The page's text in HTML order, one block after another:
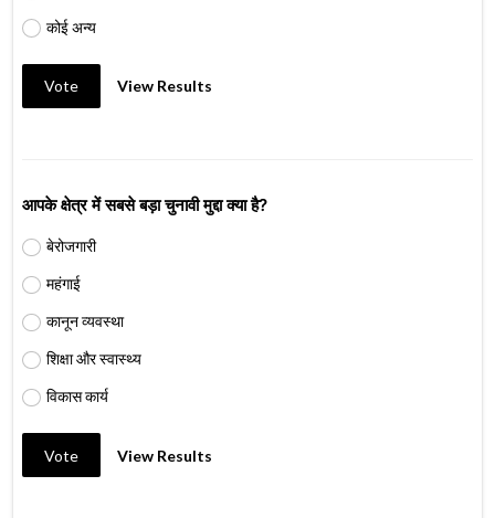
कोई अन्य
Vote View Results
आपके क्षेत्र में सबसे बड़ा चुनावी मुद्दा क्या है?
बेरोजगारी
महंगाई
कानून व्यवस्था
शिक्षा और स्वास्थ्य
विकास कार्य
Vote View Results